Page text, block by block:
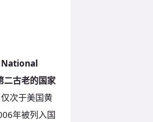
National
古老的国家
次于美国黄
年被列入国